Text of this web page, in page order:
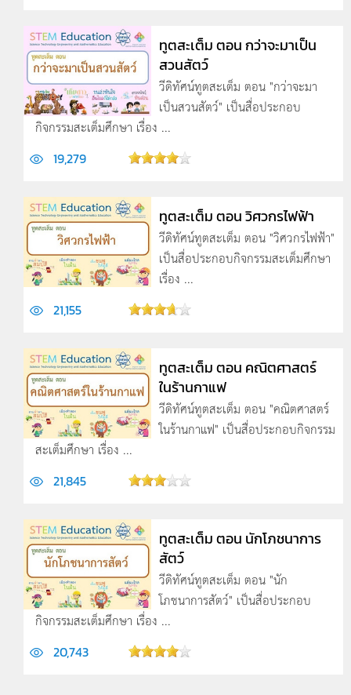
ทูตสะเต็ม ตอน กว่าจะมาเป็น
สวนสัตว์
วีดิทัศน์ทูตสะเต็ม ตอน "กว่าจะมา
เป็นสวนสัตว์" เป็นสื่อประกอบ
กิจกรรมสะเต็มศึกษา เรื่อง ...
19,279
ทูตสะเต็ม ตอน วิศวกรไฟฟ้า
วีดิทัศน์ทูตสะเต็ม ตอน "วิศวกรไฟฟ้า"
เป็นสื่อประกอบกิจกรรมสะเต็มศึกษา
เรื่อง ...
21,155
ทูตสะเต็ม ตอน คณิตศาสตร์
ในร้านกาแฟ
วีดิทัศน์ทูตสะเต็ม ตอน "คณิตศาสตร์
ในร้านกาแฟ" เป็นสื่อประกอบกิจกรรม
สะเต็มศึกษา เรื่อง ...
21,845
ทูตสะเต็ม ตอน นักโภชนาการ
สัตว์
วีดิทัศน์ทูตสะเต็ม ตอน "นัก
โภชนาการสัตว์" เป็นสื่อประกอบ
กิจกรรมสะเต็มศึกษา เรื่อง ...
20,743